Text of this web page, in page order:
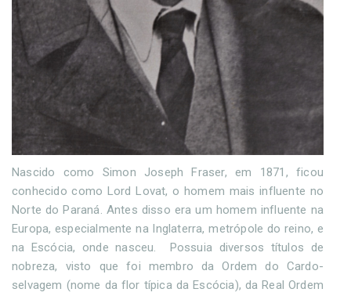
Nascido como Simon Joseph Fraser, em 1871, ficou
conhecido como Lord Lovat, o homem mais influente no
Norte do Paraná. Antes disso era um homem influente na
Europa, especialmente na Inglaterra, metrópole do reino, e
na Escócia, onde nasceu. Possuia diversos títulos de
nobreza, visto que foi membro da Ordem do Cardo-
selvagem (nome da flor típica da Escócia), da Real Ordem